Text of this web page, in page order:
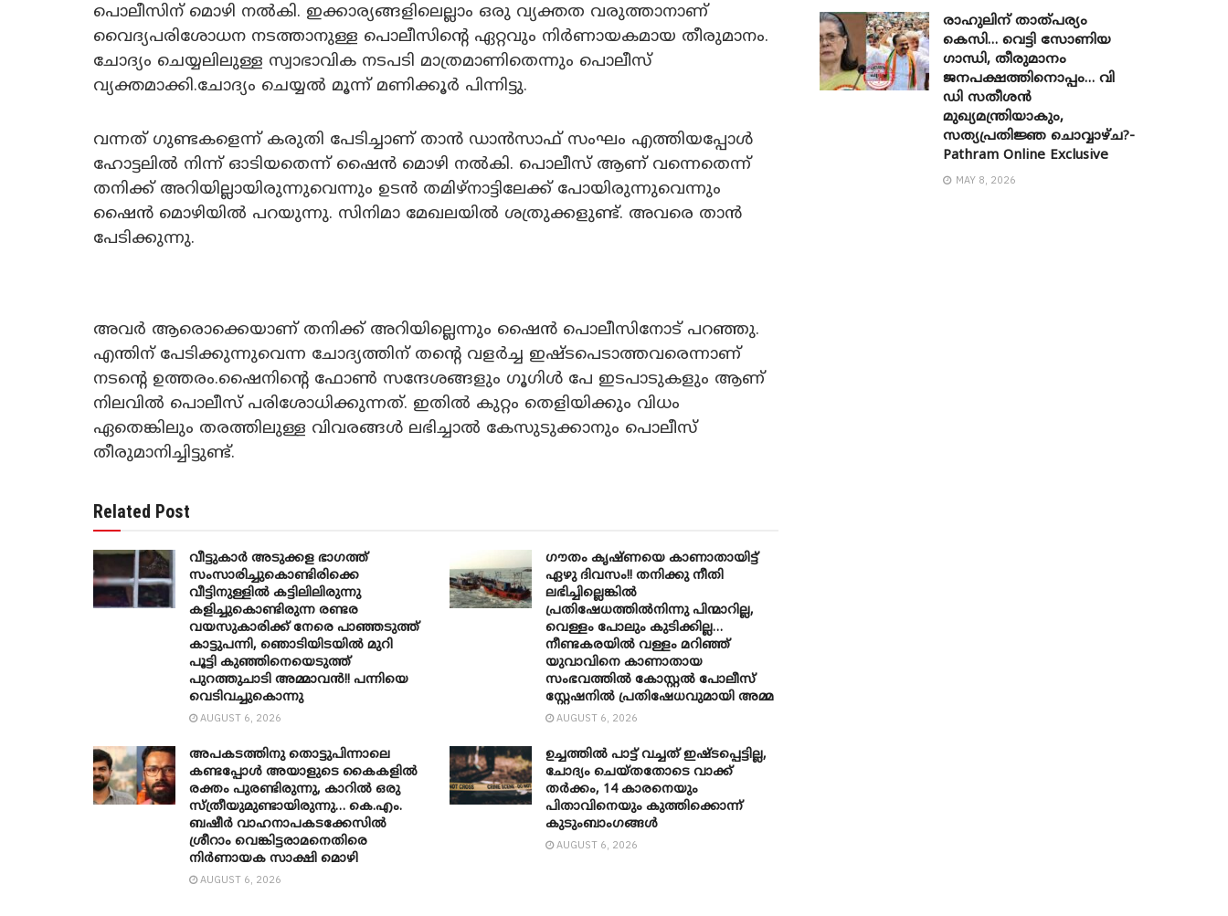
പൊലീസിന് മൊഴി നൽകി. ഇക്കാര്യങ്ങളിലെല്ലാം ഒരു വ്യക്തത വരുത്താനാണ്
വൈദ്യപരിശോധന നടത്താനുള്ള പൊലീസിന്റെ ഏറ്റവും നിർണായകമായ തീരുമാനം.
ചോദ്യം ചെയ്യലിലുള്ള സ്വാഭാവിക നടപടി മാത്രമാണിതെന്നും പൊലീസ്
വ്യക്തമാക്കി.ചോദ്യം ചെയ്യൽ മൂന്ന് മണിക്കൂർ പിന്നിട്ടു.
വന്നത് ഗുണ്ടകളെന്ന് കരുതി പേടിച്ചാണ് താൻ ഡാൻസാഫ് സംഘം എത്തിയപ്പോൾ
ഹോട്ടലിൽ നിന്ന് ഓടിയതെന്ന് ഷൈൻ മൊഴി നൽകി. പൊലീസ് ആണ് വന്നെതെന്ന്
തനിക്ക് അറിയില്ലായിരുന്നുവെന്നും ഉടൻ തമിഴ്നാട്ടിലേക്ക് പോയിരുന്നുവെന്നും
ഷൈൻ മൊഴിയിൽ പറയുന്നു. സിനിമാ മേഖലയിൽ ശത്രുക്കളുണ്ട്. അവരെ താൻ
പേടിക്കുന്നു.
അവർ ആരൊക്കെയാണ് തനിക്ക് അറിയില്ലെന്നും ഷൈൻ പൊലീസിനോട് പറഞ്ഞു.
എന്തിന് പേടിക്കുന്നുവെന്ന ചോദ്യത്തിന് തൻ്റെ വളർച്ച ഇഷ്ടപെടാത്തവരെന്നാണ്
നടന്റെ ഉത്തരം.ഷൈനിന്റെ ഫോൺ സന്ദേശങ്ങളും ഗൂഗിൾ പേ ഇടപാടുകളും ആണ്
നിലവിൽ പൊലീസ് പരിശോധിക്കുന്നത്. ഇതിൽ കുറ്റം തെളിയിക്കും വിധം
ഏതെങ്കിലും തരത്തിലുള്ള വിവരങ്ങൾ ലഭിച്ചാൽ കേസുടുക്കാനും പൊലീസ്
തീരുമാനിച്ചിട്ടുണ്ട്.
Related Post
വീട്ടുകാർ അ‌ടുക്കള ഭാ​ഗത്ത്
സംസാരിച്ചുകൊണ്ടിരിക്കെ
വീട്ടിനുള്ളിൽ കട്ടിലിലിരുന്നു
കളിച്ചുകൊണ്ടിരുന്ന രണ്ടര
വയസുകാരിക്ക് നേരെ പാഞ്ഞടുത്ത്
കാട്ടുപന്നി, ‍ഞൊടിയി‌ടയിൽ മുറി
പൂട്ടി കുഞ്ഞിനെയെടുത്ത്
പുറത്തുചാടി അമ്മാവൻ!! പന്നിയെ
വെടിവച്ചുകൊന്നു
AUGUST 6, 2026
ഗൗതം കൃഷ്ണയെ കാണാതായിട്ട്
ഏഴു ദിവസം!! തനിക്കു നീതി
ലഭിച്ചില്ലെങ്കിൽ
പ്രതിഷേധത്തിൽനിന്നു പിന്മാറില്ല,
വെള്ളം പോലും കുടിക്കില്ല…
നീണ്ടകരയിൽ വള്ളം മറിഞ്ഞ്
യുവാവിനെ കാണാതായ
സംഭവത്തിൽ കോസ്റ്റൽ പോലീസ്
സ്റ്റേഷനിൽ പ്രതിഷേധവുമായി അമ്മ
AUGUST 6, 2026
അപകടത്തിനു തൊട്ടുപിന്നാലെ
കണ്ടപ്പോൾ അയാളുടെ കൈകളിൽ
രക്തം പുരണ്ടിരുന്നു, കാറിൽ ഒരു
സ്ത്രീയുമുണ്ടായിരുന്നു… കെ.എം.
ബഷീർ വാഹനാപകടക്കേസിൽ
ശ്രീറാം വെങ്കിട്ടരാമനെതിരെ
നിർണായക സാക്ഷി മൊഴി
AUGUST 6, 2026
ഉച്ചത്തില്‍ പാട്ട് വച്ചത് ഇഷ്ടപ്പെട്ടില്ല,
ചോദ്യം ചെയ്തതോടെ വാക്ക്
തര്‍ക്കം, 14 കാരനെയും
പിതാവിനെയും കുത്തിക്കൊന്ന്
കുടുംബാംഗങ്ങള്‍
AUGUST 6, 2026
രാഹുലിന് താത്പര്യം
കെസി… വെട്ടി സോണിയ ​
ഗാന്ധി, തീരുമാനം
ജനപക്ഷത്തിനൊപ്പം… വി
ഡി സതീശൻ
മുഖ്യമന്ത്രിയാകും,
സത്യപ്രതിജ്ഞ ചൊവ്വാഴ്ച?-
Pathram Online Exclusive
MAY 8, 2026